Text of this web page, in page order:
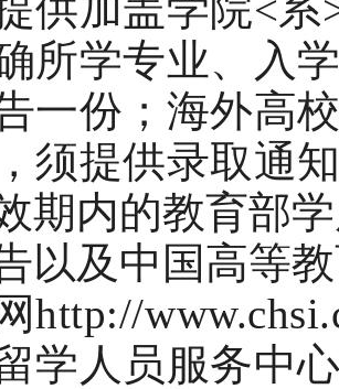
所学专业、入
一份；海外高
须提供录取通
期内的教育部
以及中国高等
http://
学人员服务中